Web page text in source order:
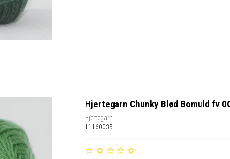
Hjertegarn Chunky Blød Bomuld fv
Hjertegarn
11160035